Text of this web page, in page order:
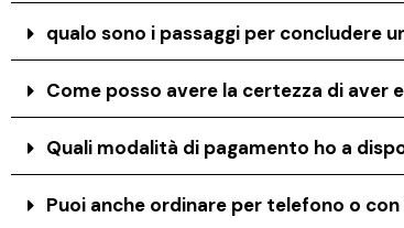
qualo sono i passaggi per concludere
Come posso avere la certezza di
Quali modalità di pagamento ho a
Puoi anche ordinare per telefono o